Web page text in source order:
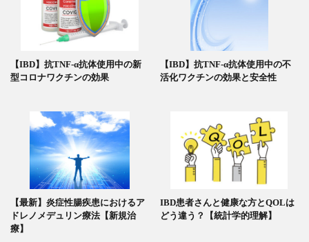
【IBD】抗TNF-α抗体使用中の新
型コロナワクチンの効果
【IBD】抗TNF-α抗体使用中の不
活化ワクチンの効果と安全性
【最新】炎症性腸疾患におけるア
ドレノメデュリン療法【新規治
療】
IBD患者さんと健康な方とQOLは
どう違う？【統計学的理解】